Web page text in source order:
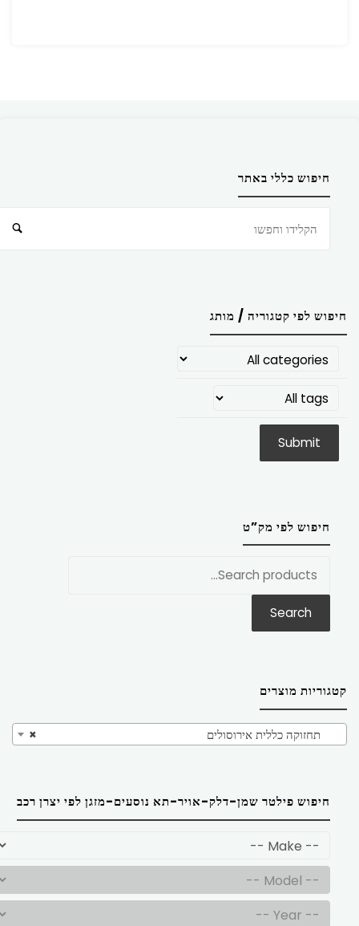
חיפוש כללי באתר
חיפוש לפי קטגוריה / מותג
חיפוש לפי מק”ט
Search
קטגוריות מוצרים
× תחזוקה כללית אירוסולים
חיפוש פילטר שמן-דלק-אויר-תא נוסעים-מזגן לפי יצרן רכב